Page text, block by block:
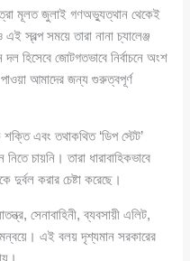
মূলত জুলাই গণঅভ্যুত্থান থেকেই
স্বল্প সময়ে তারা নানা চ্যালেঞ্জ
হিসেবে জোটগতভাবে নির্বাচনে অংশ
আমাদের জন্য গুরুত্বপূর্ণ
এবং তথাকথিত ‘ডিপ স্টেট’
চায়নি। তারা ধারাবাহিকভাবে
করার চেষ্টা করেছে।
সেনাবাহিনী, ব্যবসায়ী এলিট,
এই বলয় দৃশ্যমান সরকারের